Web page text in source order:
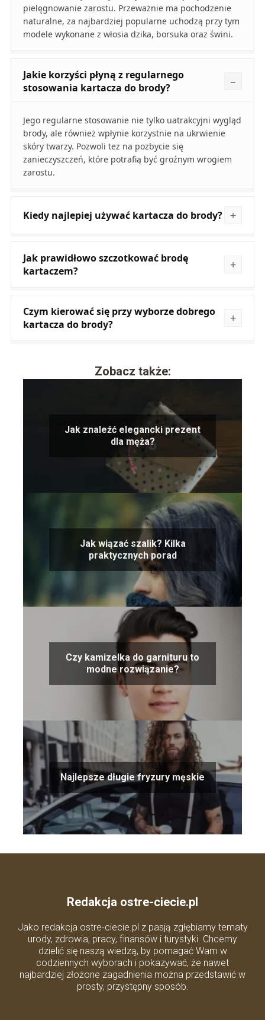
pielęgnowanie zarostu. Przeważnie ma pochodzenie
naturalne, za najbardziej popularne uchodzą przy tym
modele wykonane z włosia dzika, borsuka oraz świni.
Jakie korzyści płyną z regularnego
stosowania kartacza do brody?
Jego regularne stosowanie nie tylko uatrakcyjni wygląd
brody, ale również wpłynie korzystnie na ukrwienie
skóry twarzy. Pozwoli tez na pozbycie się
zanieczyszczeń, które potrafią być groźnym wrogiem
zarostu.
Kiedy najlepiej używać kartacza do brody?
Jak prawidłowo szczotkować brodę
kartaczem?
Czym kierować się przy wyborze dobrego
kartacza do brody?
Zobacz także:
Jak znaleźć elegancki prezent
dla męża?
Jak wiązać szalik? Kilka
praktycznych porad
Czy kamizelka do garnituru to
modne rozwiązanie?
Najlepsze długie fryzury męskie
Redakcja ostre-ciecie.pl
Jako redakcja ostre-ciecie.pl z pasją zgłębiamy tematy
urody, zdrowia, pracy, finansów i turystyki. Chcemy
dzielić się naszą wiedzą, by pomagać Wam w
codziennych wyborach i pokazywać, że nawet
najbardziej złożone zagadnienia można przedstawić w
prosty, przystępny sposób.